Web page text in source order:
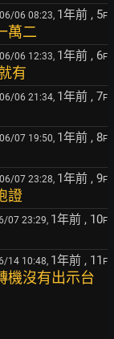
06/06 08:23, 1年前 , 5F
萬二
06/06 12:33, 1年前 , 6F
有
06/06 21:34, 1年前 , 7F
06/07 19:50, 1年前 , 8F
06/07 23:28, 1年前 , 9F
證
07 23:29, 1年前 , 10F
14 10:48, 1年前 , 11 F
機沒有出示台